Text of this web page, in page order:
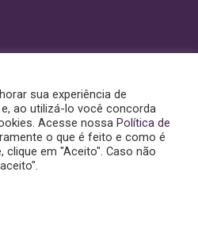
sua experiência de
ao utilizá-lo você concorda
Acesse nossa Política de
o que é feito e como é
em "Aceito". Caso não